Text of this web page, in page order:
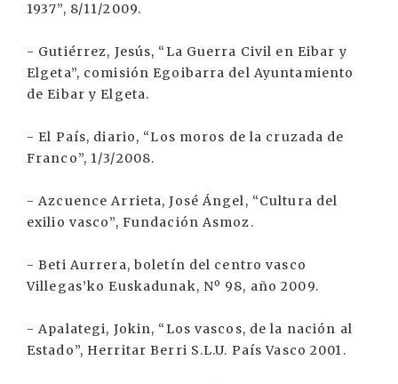
1937”, 8/11/2009.
- Gutiérrez, Jesús, “La Guerra Civil en Eibar y
Elgeta”, comisión Egoibarra del Ayuntamiento
de Eibar y Elgeta.
- El País, diario, “Los moros de la cruzada de
Franco”, 1/3/2008.
- Azcuence Arrieta, José Ángel, “Cultura del
exilio vasco”, Fundación Asmoz.
- Beti Aurrera, boletín del centro vasco
Villegas’ko Euskadunak, Nº 98, año 2009.
- Apalategi, Jokin, “Los vascos, de la nación al
Estado”, Herritar Berri S.L.U. País Vasco 2001.